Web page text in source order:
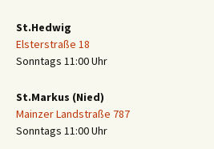
St.Hedwig
Elsterstraße 18
Sonntags 11:00 Uhr
St.Markus (Nied)
Mainzer Landstraße 787
Sonntags 11:00 Uhr